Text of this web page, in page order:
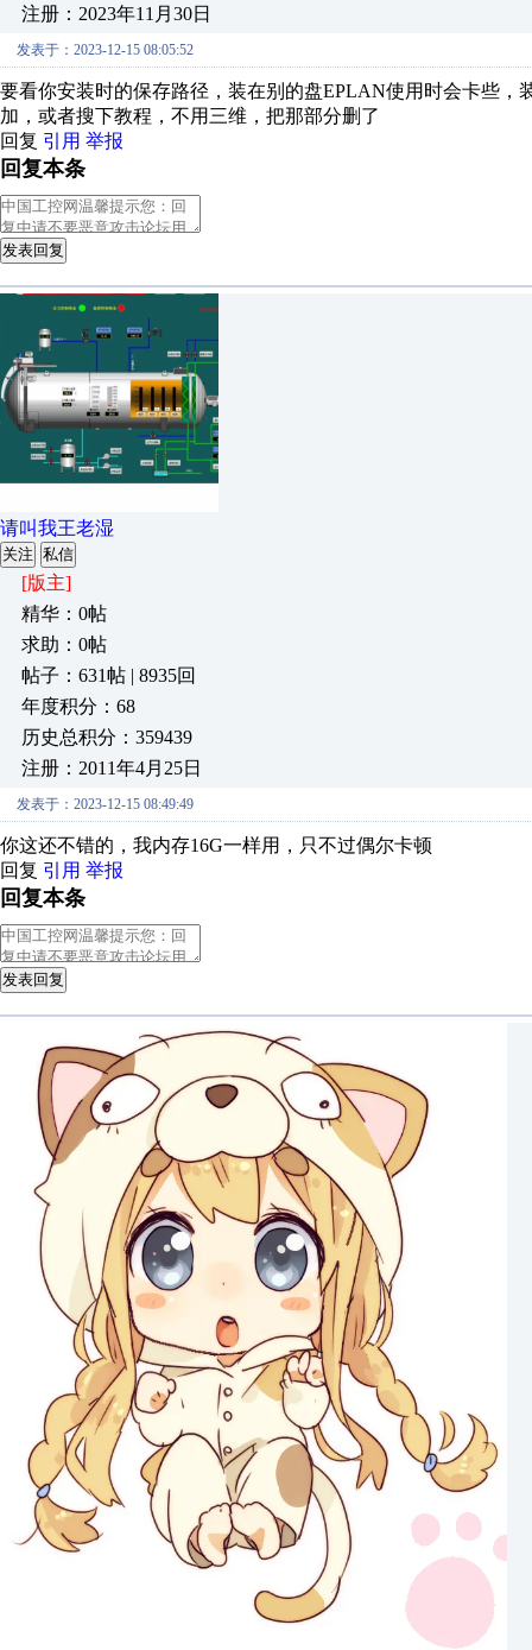
注册：2023年11月30日
发表于：2023-12-15 08:05:52
要看你安装时的保存路径，装在别的盘EPLAN使用时会卡些
加，或者搜下教程，不用三维，把那部分删了
回复 引用 举报
回复本条
发表回复
请叫我王老湿
关注 私信
[版主]
精华：0帖
求助：0帖
帖子：631帖 | 8935回
年度积分：68
历史总积分：359439
注册：2011年4月25日
发表于：2023-12-15 08:49:49
你这还不错的，我内存16G一样用，只不过偶尔卡顿
回复 引用 举报
回复本条
发表回复